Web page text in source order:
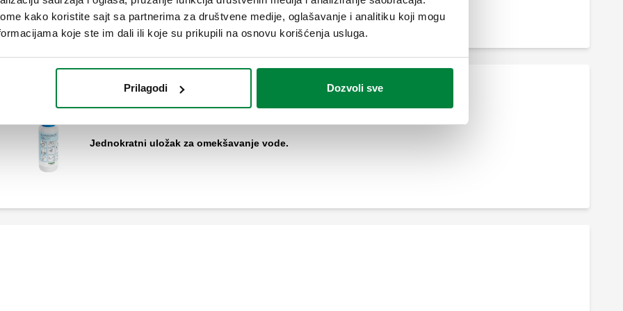
kako koristite sajt sa partnerima za društvene medije, oglašavanje i analitiku koji mogu
koje ste im dali ili koje su prikupili na osnovu korišćenja usluga.
Prilagodi Dozvoli sve
toka, ventilom za smanjenje pritiska.
Jednokratni uložak za omekšavanje vode.